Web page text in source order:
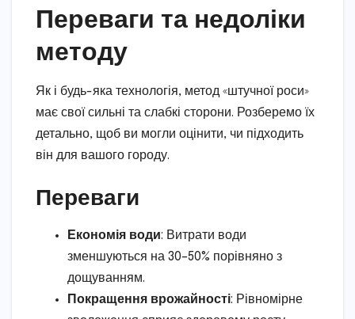
Переваги та недоліки
методу
Як і будь-яка технологія, метод «штучної роси»
має свої сильні та слабкі сторони. Розберемо їх
детально, щоб ви могли оцінити, чи підходить
він для вашого городу.
Переваги
Економія води: Витрати води
зменшуються на 30–50% порівняно з
дощуванням.
Покращення врожайності: Рівномірне